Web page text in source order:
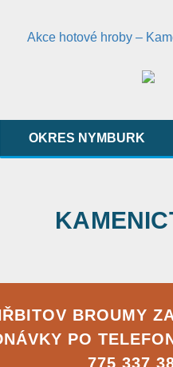
OKRES NYMBURK
BROUMY
PO
775 337